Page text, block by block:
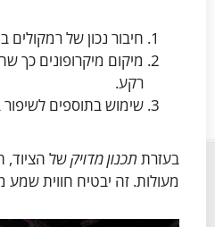
חיבור נכון של
מיקום מיקרופונים כך
רקע.
שימוש בתוספים
בעזרתתכנון מדויקשל הציוד,
מעולות. זה יבטיח חווית